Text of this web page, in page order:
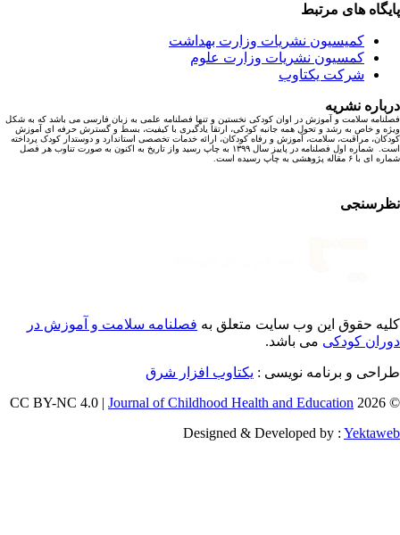
های مرتبط
کمیسیون نشریات وزارت بهداشت
کمسیون نشریات وزارت علوم
شرکت یکتاوب
نشریه
سلامت و آموزش در اوان کودکی نخستین و تنها فصلنامه علمی به زبان فارسی می باشد که به شکل
و خاص به رشد و تحول همه جانبه کودکی، ارتقا یادگیری با کیفیت، بسط و گسترش حرفه ای آموزش
مراقبت، سلامت، آموزش و رفاه کودکان، ارائه خدمات تخصصی استاندارد و دوستدار کودک پرداخته
است. شماره اول فصلنامه در پاییز سال ۱۳۹۹ به چاپ رسید واز تاریخ به اکنون به صورت تناوب هر فصل
۶ مقاله پژوهشی به چاپ رسیده است.
حقوق این وب سایت متعلق بهفصلنامه سلامت و آموزش در
کودکیمی باشد.
و برنامه نویسی : یکتاوب افزار شرق
©
Journal of Childhood Health and Education
Designed & Developed by :